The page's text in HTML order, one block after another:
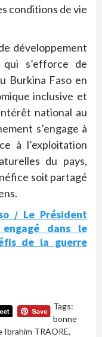
conditions de vie
développement
s’efforce de
Burkina Faso en
inclusive et
national au
s’engage à
à l’exploitation
du pays,
soit partagé
/ Le Président
dans le
de la guerre
Tags:
bonne
Ibrahim TRAORE,